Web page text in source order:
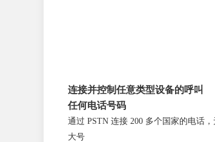
连接并控制任意类型设备的呼叫
任何电话号码
通过 PSTN 连接 200 多个国家的电话
大号